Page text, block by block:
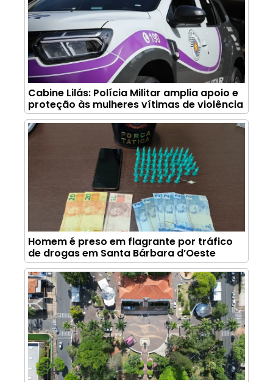
Cabine Lilás: Polícia Militar amplia apoio e
proteção às mulheres vítimas de violência
Homem é preso em flagrante por tráfico
de drogas em Santa Bárbara d’Oeste